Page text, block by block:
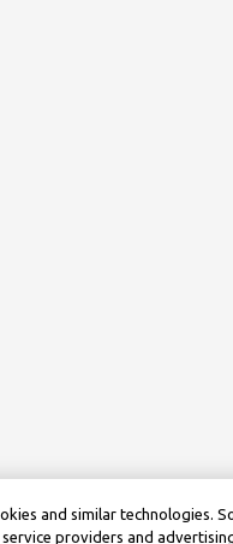
and similar technologies.
providers and